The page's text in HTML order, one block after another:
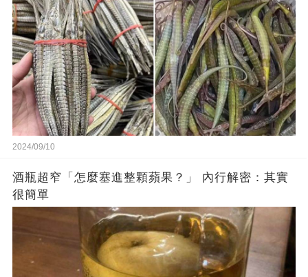
2024/09/10
酒瓶超窄「怎麼塞進整顆蘋果？」 內行解密：其實
很簡單